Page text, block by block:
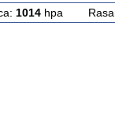
1014hpa